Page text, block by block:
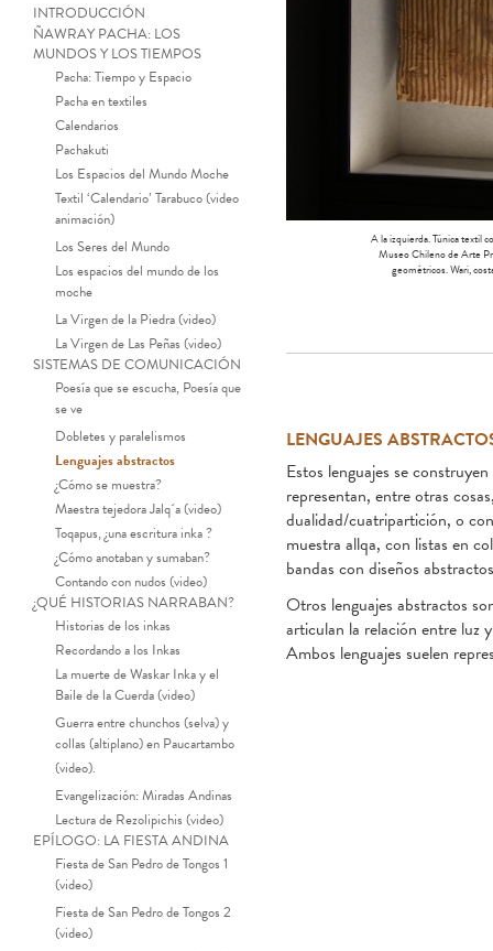
INTRODUCCIÓN
ÑAWRAY PACHA: LOS
MUNDOS Y LOS TIEMPOS
Pacha: Tiempo y Espacio
Pacha en textiles
Calendarios
Pachakuti
Los Espacios del Mundo Moche
Textil ‘Calendario’ Tarabuco (video
animación)
Los Seres del Mundo
Los espacios del mundo de los
moche
La Virgen de la Piedra (video)
La Virgen de Las Peñas (video)
SISTEMAS DE COMUNICACIÓN
Poesía que se escucha, Poesía que
se ve
Dobletes y paralelismos
Lenguajes abstractos
¿Cómo se muestra?
Maestra tejedora Jalq´a (video)
Toqapus, ¿una escritura inka ?
¿Cómo anotaban y sumaban?
Contando con nudos (video)
¿QUÉ HISTORIAS NARRABAN?
Historias de los inkas
Recordando a los Inkas
La muerte de Waskar Inka y el
Baile de la Cuerda (video)
Guerra entre chunchos (selva) y
collas (altiplano) en Paucartambo
(video).
Evangelización: Miradas Andinas
Lectura de Rezolipichis (video)
EPÍLOGO: LA FIESTA ANDINA
Fiesta de San Pedro de Tongos 1
(video)
Fiesta de San Pedro de Tongos 2
(video)
A la izquierda. Túnica textil
Museo Chileno de Arte
geométricos. Wari,
LENGUAJES
Estos lenguajes se
representan, entre otras
dualidad/cuatripartición, o
muestra allqa, con listas en
bandas con diseños
Otros lenguajes abstractos
articulan la relación entre luz
Ambos lenguajes suelen